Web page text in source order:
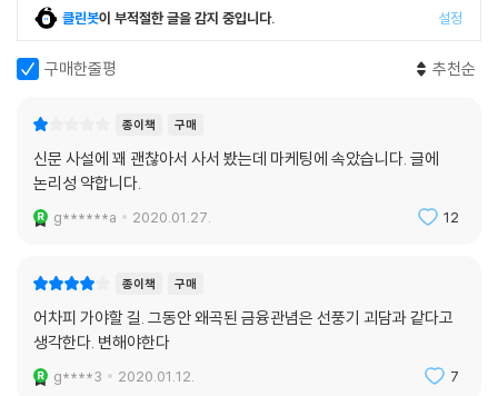
클린봇이 부적절한 글을 감지 중입니다. 설정
구매한줄평 추천순
종이책 구매
신문 사설에 꽤 괜찮아서 사서 봤는데 마케팅에 속았습니다. 글에
논리성 약합니다.
g******a 2020.01.27. 12
종이책 구매
어차피 가야할 길. 그동안 왜곡된 금융관념은 선풍기 괴담과 같다고
생각한다. 변해야한다
g****3 2020.01.12. 7